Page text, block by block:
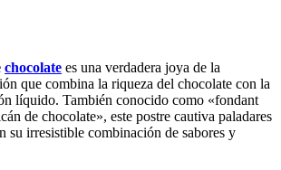
chocolate es una verdadera joya de la
que combina la riqueza del chocolate con la
líquido. También conocido como «fondant
de chocolate», este postre cautiva paladares
su irresistible combinación de sabores y